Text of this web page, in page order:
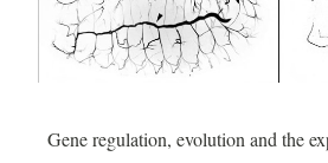
Gene regulation, evolution and the